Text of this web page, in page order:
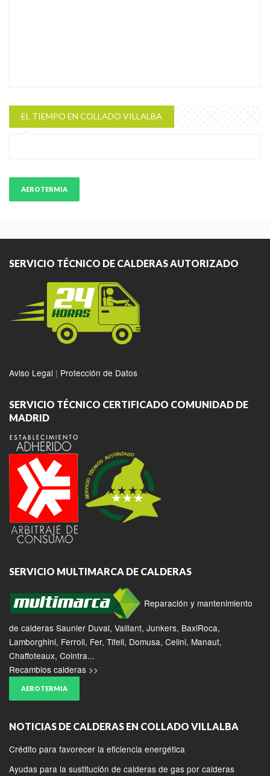
EL TIEMPO EN COLLADO VILLALBA
AEROTERMIA
SERVICIO TÉCNICO DE CALDERAS AUTORIZADO
Aviso Legal | Protección de Datos
SERVICIO TÉCNICO CERTIFICADO COMUNIDAD DE
MADRID
SERVICIO MULTIMARCA DE CALDERAS
Reparación y mantenimiento
de calderas Saunier Duval, Vaillant, Junkers, BaxiRoca,
Lamborghini, Ferroli, Fer, Tifell, Domusa, Celini, Manaut,
Chaffoteaux, Cointra...
Recambios calderas >>
AEROTERMIA
NOTICIAS DE CALDERAS EN COLLADO VILLALBA
Crédito para favorecer la eficiencia energética
Ayudas para la sustitución de calderas de gas por calderas